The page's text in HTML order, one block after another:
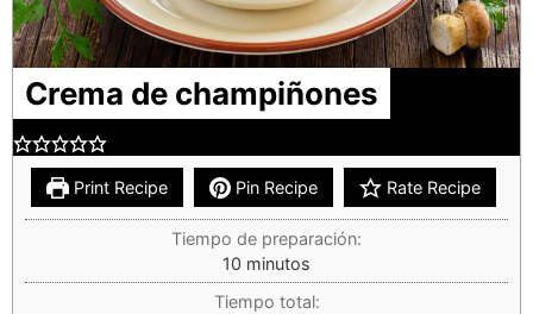
Crema de champiñones
Print Recipe Pin Recipe Rate Recipe
Tiempo de preparación:
10 minutos
Tiempo total: